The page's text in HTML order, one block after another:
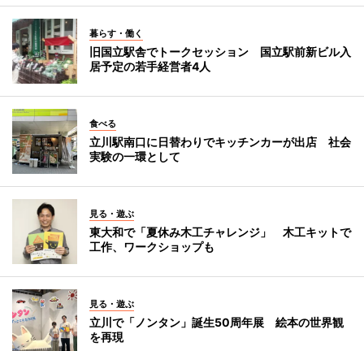
暮らす・働く
旧国立駅舎でトークセッション 国立駅前新ビル入
居予定の若手経営者4人
食べる
立川駅南口に日替わりでキッチンカーが出店 社会
実験の一環として
見る・遊ぶ
東大和で「夏休み木工チャレンジ」 木工キットで
工作、ワークショップも
見る・遊ぶ
立川で「ノンタン」誕生50周年展 絵本の世界観
を再現